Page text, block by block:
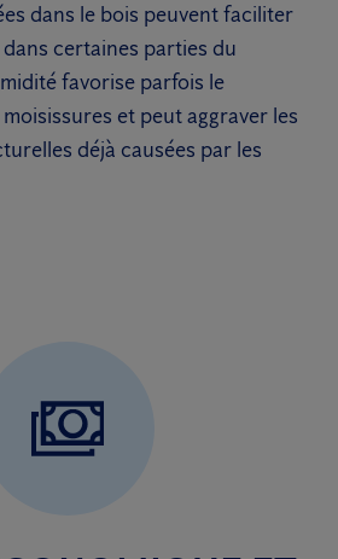
dans le bois peuvent faciliter
dans certaines parties du
favorise parfois le
et peut aggraver les
déjà causées par les